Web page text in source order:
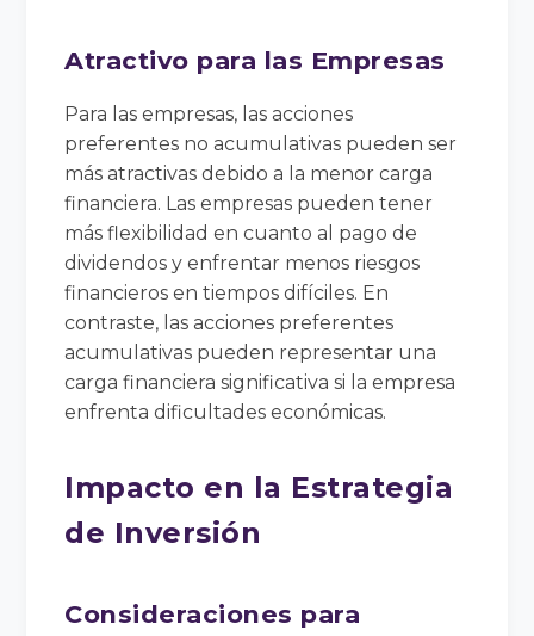
Atractivo para las Empresas
Para las empresas, las acciones
preferentes no acumulativas pueden ser
más atractivas debido a la menor carga
financiera. Las empresas pueden tener
más flexibilidad en cuanto al pago de
dividendos y enfrentar menos riesgos
financieros en tiempos difíciles. En
contraste, las acciones preferentes
acumulativas pueden representar una
carga financiera significativa si la empresa
enfrenta dificultades económicas.
Impacto en la Estrategia
de Inversión
Consideraciones para